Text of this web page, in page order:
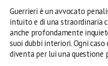
Guerrieri è un avvocato
intuito e di una straordinaria
anche profondamente
suoi dubbi interiori. Ogni
diventa per lui una questione